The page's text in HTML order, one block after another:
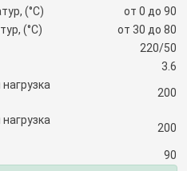
(°C)
от 0 до 90
(°C)
от 30 до 80
220/50
3.6
200
200
90